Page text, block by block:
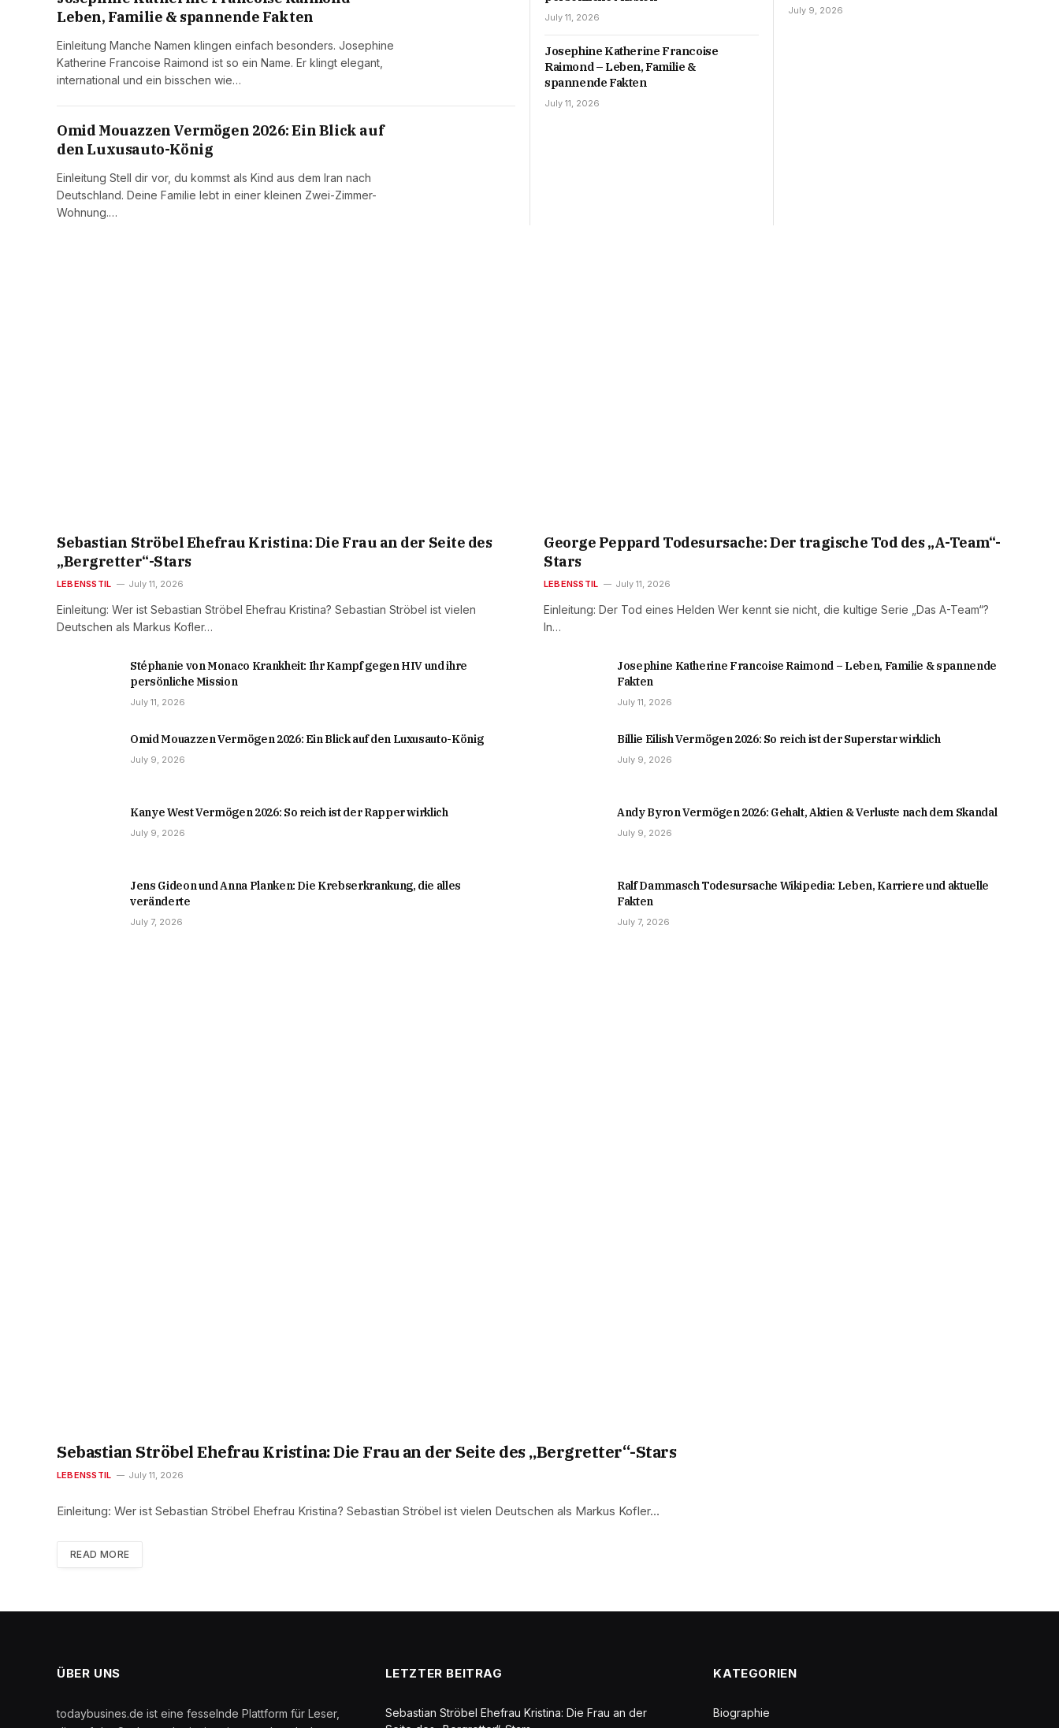
Leben, Familie & spannende Fakten
Einleitung Manche Namen klingen einfach besonders. Josephine
Katherine Francoise Raimond ist so ein Name. Er klingt elegant,
international und ein bisschen wie…
Omid Mouazzen Vermögen 2026: Ein Blick auf
den Luxusauto-König
Einleitung Stell dir vor, du kommst als Kind aus dem Iran nach
Deutschland. Deine Familie lebt in einer kleinen Zwei-Zimmer-
Wohnung.…
July 11, 2026
Josephine Katherine Francoise
Raimond – Leben, Familie &
spannende Fakten
July 11, 2026
July 9, 2026
Sebastian Ströbel Ehefrau Kristina: Die Frau an der Seite des
„Bergretter“-Stars
LEBENSSTIL July 11, 2026
Einleitung: Wer ist Sebastian Ströbel Ehefrau Kristina? Sebastian Ströbel ist vielen
Deutschen als Markus Kofler…
George Peppard Todesursache: Der tragische Tod des „A-Team“-
Stars
LEBENSSTIL July 11, 2026
Einleitung: Der Tod eines Helden Wer kennt sie nicht, die kultige Serie „Das A-Team“?
In…
Stéphanie von Monaco Krankheit: Ihr Kampf gegen HIV und ihre
persönliche Mission
July 11, 2026
Josephine Katherine Francoise Raimond – Leben, Familie & spannende
Fakten
July 11, 2026
Omid Mouazzen Vermögen 2026: Ein Blick auf den Luxusauto-König
July 9, 2026
Billie Eilish Vermögen 2026: So reich ist der Superstar wirklich
July 9, 2026
Kanye West Vermögen 2026: So reich ist der Rapper wirklich
July 9, 2026
Andy Byron Vermögen 2026: Gehalt, Aktien & Verluste nach dem Skandal
July 9, 2026
Jens Gideon und Anna Planken: Die Krebserkrankung, die alles
veränderte
July 7, 2026
Ralf Dammasch Todesursache Wikipedia: Leben, Karriere und aktuelle
Fakten
July 7, 2026
Sebastian Ströbel Ehefrau Kristina: Die Frau an der Seite des „Bergretter“-Stars
LEBENSSTIL July 11, 2026
Einleitung: Wer ist Sebastian Ströbel Ehefrau Kristina? Sebastian Ströbel ist vielen Deutschen als Markus Kofler…
READ MORE
ÜBER UNS
todaybusines.de ist eine fesselnde Plattform für Leser,
LETZTER BEITRAG
Sebastian Ströbel Ehefrau Kristina: Die Frau an der
KATEGORIEN
Biographie